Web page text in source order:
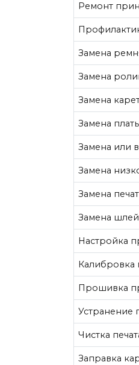
Ремонт
Замена
Замена
Замена
Замена
Замена или
Замена
Замена
Замена
Настройка
Калибровка
Прошивка
Устранение
Чистка
Заправка